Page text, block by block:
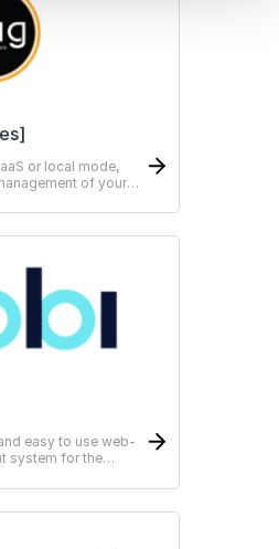
or local mode,
of your
easy to use web-
system for the